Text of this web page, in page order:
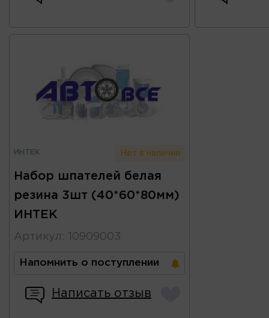
ИНТЕК Нет в наличии
Набор шпателей белая
резина 3шт (40*60*80мм)
ИНТЕК
Артикул : 10909003
Напомнить о поступлении
Написать отзыв